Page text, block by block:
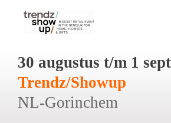
30 augustus t/m 1
Trendz/Showup
NL-Gorinchem